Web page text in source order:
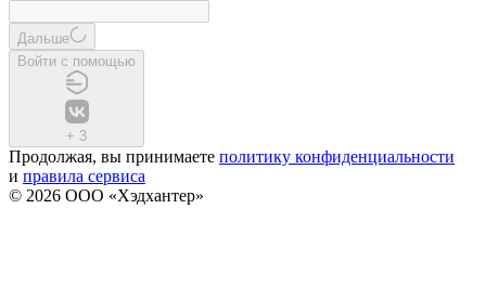
Дальше
Войти с помощью
+ 3
Продолжая, вы принимаете политику конфиденциальности
и правила сервиса
© 2026 ООО «Хэдхантер»